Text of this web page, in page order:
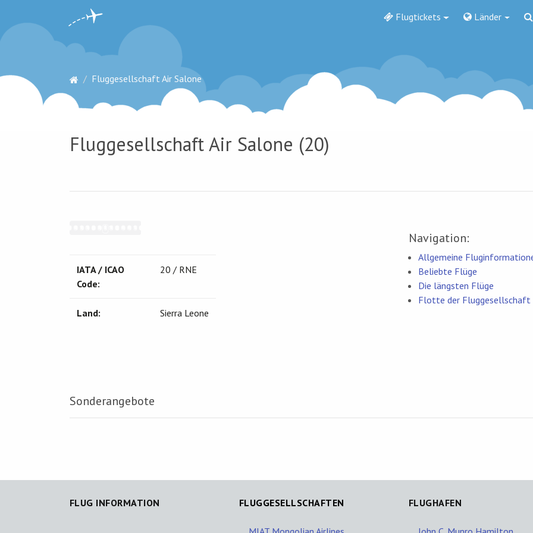
Flugtickets Länder
Fluggesellschaft Air Salone
Fluggesellschaft Air Salone (20)
IATA / ICAO
Code:
20 / RNE
Land: Sierra Leone
Navigation:
Allgemeine
Beliebte Flüge
Die längsten Flüge
Flotte der Fluggesellschaft
Sonderangebote
FLUG INFORMATION FLUGGESELLSCHAFTEN FLUGHAFEN